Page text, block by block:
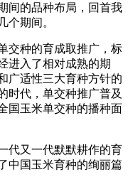
间的品种布局，回首我
个期间。
种的育成取推广，标
进入了相对成熟的期
广适性三大育种方针的
时代，单交种推广普及
国玉米单交种的播种面
又一代默默耕作的育
中国玉米育种的绚丽篇